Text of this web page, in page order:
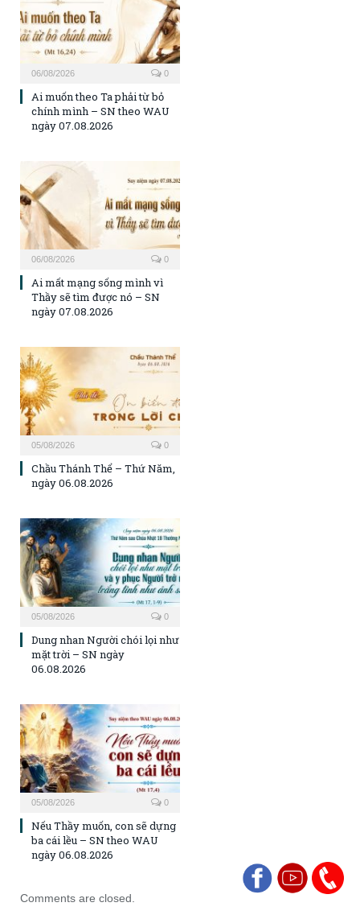
06/08/2026 0
Ai muốn theo Ta phải từ bỏ
chính mình – SN theo WAU
ngày 07.08.2026
06/08/2026 0
Ai mất mạng sống mình vì
Thầy sẽ tìm được nó – SN
ngày 07.08.2026
05/08/2026 0
Chầu Thánh Thể – Thứ Năm,
ngày 06.08.2026
05/08/2026 0
Dung nhan Người chói lọi như
mặt trời – SN ngày
06.08.2026
05/08/2026 0
Nếu Thầy muốn, con sẽ dựng
ba cái lều – SN theo WAU
ngày 06.08.2026
Comments are closed.